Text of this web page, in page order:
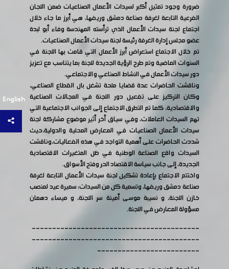
English
ضرورة وجود تمثيل أكبر لسيدات الأعمال الصناعيات ضمن اللجان
الفرعية التابعة لغرفة صناعة دمشق وريفها، هي أبرز ما جاء خلال
اجتماع لجنة سيدات الأعمال الذي ترأسته المهندسة وفاء أبو لبدة
عضو مجلس إدارة الغرفة رئيسة لجنة سيدات الأعمال الصناعيات.
تم خلال الاجتماع استعراض أبرز الأعمال التي قامت بها اللجنة في
السنوات الماضية وتم طرح الرؤية الجديدة للجنة بما يتناسب مع تعزيز
دور سيدات الأعمال في النشاط الصناعي والاجتماعي.
وناقشت الحاضرات عدة قضايا ملحة تشغل بال القطاع الصناعي،
وكان التركيز على تفعيل دور اللجنة في المجالات الصناعية
والاقتصادية، كما تم التطرق الاجتماع إلى الجوانب الاجتماعية التي
تهم السيدات العاملات، وفي سياق أخر أثير موضوع مشاركة لجنة
سيدات الأعمال الصناعيات في المعارض المحلية والدولية،حيث
شددت الحاضرات على أهمية التواجد في هذه الفعاليات،وناقشت
السيدات واقع الصناعة الوطنية في ظل المتغيرات الاقتصادية
الجديدة، إلى جانب سياسة الاقتصاد الحر وفتح الأسواق.
واختتم الاجتماع بإعادة تشكيل لجنة سيدات الأعمال التابعة لغرفة
صناعة دمشق وريفها، وتسمية كل من السيدات: سميرة عيد لمنصب
خازن اللجنة، و نسيبة موسى أمينة سر اللجنة، و ميساء دهمان
مسؤولة المعارض في اللجنة.
-----------------------------------------
-----------------------------------------
-------------------------